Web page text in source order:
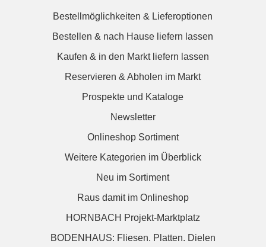
Bestellmöglichkeiten & Lieferoptionen
Bestellen & nach Hause liefern lassen
Kaufen & in den Markt liefern lassen
Reservieren & Abholen im Markt
Prospekte und Kataloge
Newsletter
Onlineshop Sortiment
Weitere Kategorien im Überblick
Neu im Sortiment
Raus damit im Onlineshop
HORNBACH Projekt-Marktplatz
BODENHAUS: Fliesen. Platten. Dielen